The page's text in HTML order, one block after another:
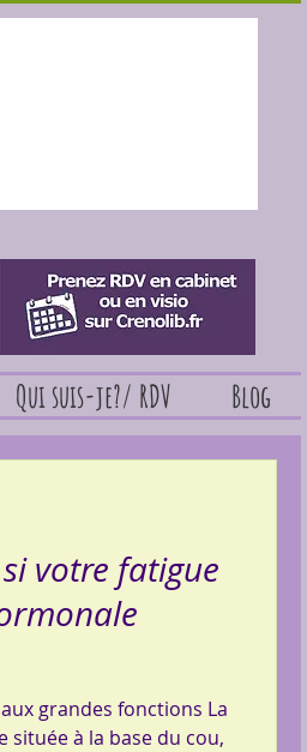
Qui suis-je?/ RDV Blog
votre fatigue
grandes fonctions La
à la base du cou,